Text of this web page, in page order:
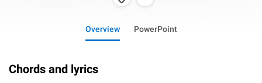
Overview PowerPoint
Chords and lyrics